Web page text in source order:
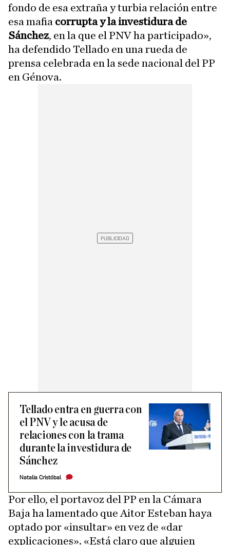
fondo de esa extraña y turbia relación entre
esa mafia corrupta y la investidura de
Sánchez, en la que el PNV ha participado»,
ha defendido Tellado en una rueda de
prensa celebrada en la sede nacional del PP
en Génova.
Tellado entra en guerra con
el PNV y le acusa de
relaciones con la trama
durante la investidura de
Sánchez
Natalia Cristóbal
Por ello, el portavoz del PP en la Cámara
Baja ha lamentado que Aitor Esteban haya
optado por «insultar» en vez de «dar
explicaciones». «Está claro que alguien